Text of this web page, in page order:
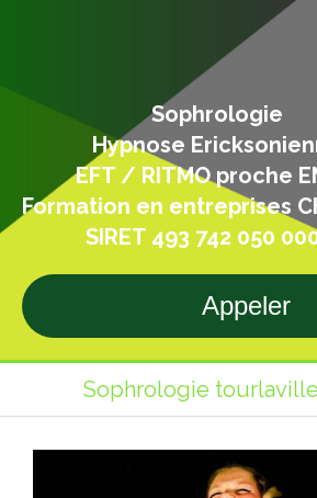
Sophrologie
Hypnose
EFT / RITMO proche
Formation en entreprises
SIRET 493 742 050
Appeler
Sophrologie